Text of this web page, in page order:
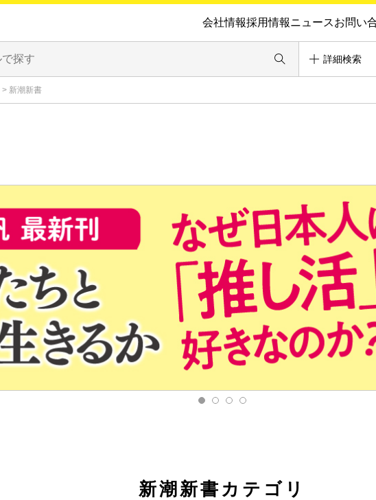
会社情報採用情報ニュースお問い
詳細検索
> 新潮新書
新潮新書カテゴリ